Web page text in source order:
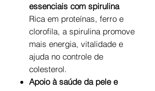
essenciais com spirulina
Rica em proteínas, ferro e
clorofila, a spirulina promove
mais energia, vitalidade e
ajuda no controle de
colesterol.
Apoio à saúde da pele e